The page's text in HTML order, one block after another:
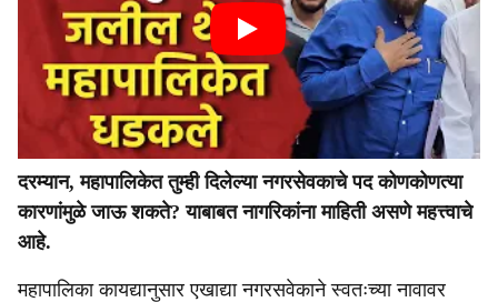
दरम्यान, महापालिकेत तुम्ही दिलेल्या नगरसेवकाचे पद कोणकोणत्या
कारणांमुळे जाऊ शकते? याबाबत नागरिकांना माहिती असणे महत्त्वाचे
आहे.
महापालिका कायद्यानुसार एखाद्या नगरसवेकाने स्वतःच्या नावावर